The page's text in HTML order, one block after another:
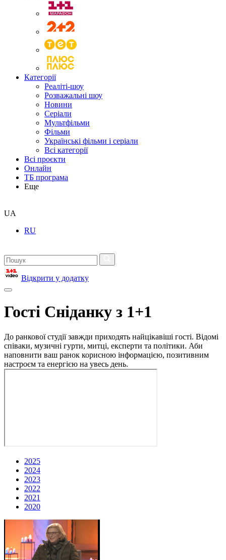
Категорії
Реаліті-шоу
Розважальні шоу
Новини
Серіали
Мультфільми
Фільми
Українські фільми і серіали
Всі категорії
Всі проєкти
Онлайн
ТБ програма
Еще
UA
RU
Відкрити у додатку
Гості Сніданку з 1+1
До ранкової студії завжди приходять найцікавіші гості. Відомі
співаки, музичні гурти, митці, експерти та політики. Аби
наповнити ваш ранок корисною інформацією, позитивним
настроєм та енергією на увесь день.
2025
2024
2023
2022
2021
2020